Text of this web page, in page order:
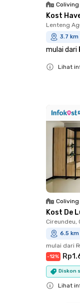
Coliving
Kost
Lenteng
3.7
mulai dari
Lihat
Coliving
Kost De
Cireundeu,
6.5
mulai dari
-12%
Diskon
Lihat